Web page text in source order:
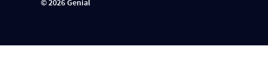
©2026Genial